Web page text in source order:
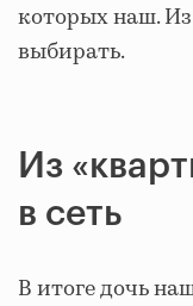
которых наш. Из
выбирать.
Из
в сеть
В итоге дочь